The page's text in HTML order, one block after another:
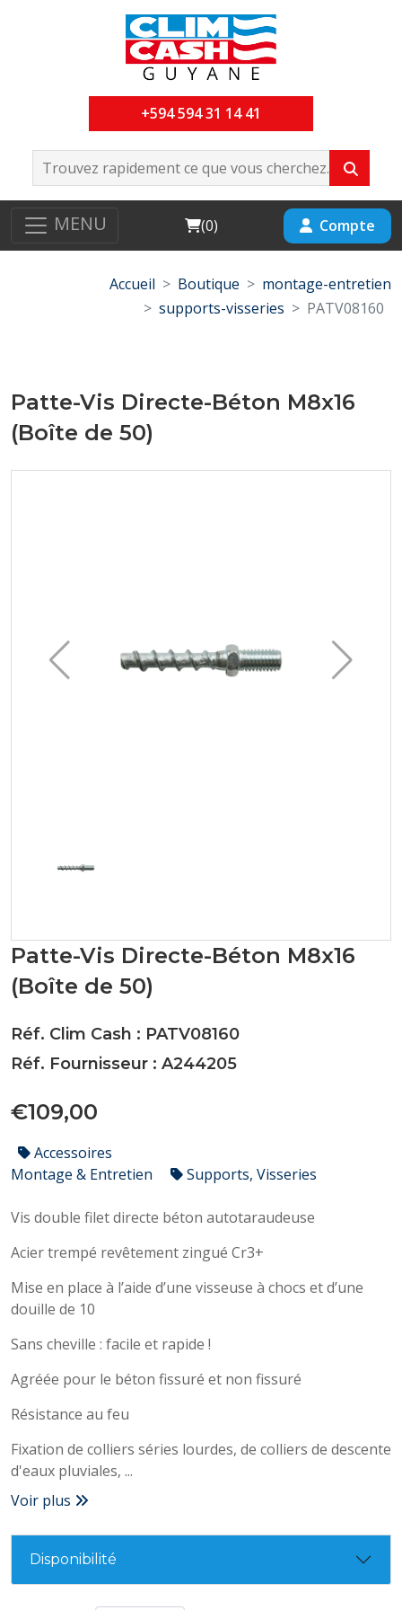
+594 594 31 14 41
MENU Cart
(0) Compte
Accueil Boutique
montage-entretien
supports-visseries
PATV08160
Patte-Vis Directe-Béton M8x16
(Boîte de 50)
Patte-Vis Directe-Béton M8x16
(Boîte de 50)
Réf. Clim Cash : PATV08160
Réf. Fournisseur : A244205
€109,00
Accessoires
Montage & Entretien
Supports, Visseries
Vis double filet directe béton autotaraudeuse
Acier trempé revêtement zingué Cr3+
Mise en place à l’aide d’une visseuse à chocs et d’une
douille de 10
Sans cheville : facile et rapide !
Agréée pour le béton fissuré et non fissuré
Résistance au feu
Fixation de colliers séries lourdes, de colliers de descente
d'eaux pluviales, ...
Voir plus
Disponibilité